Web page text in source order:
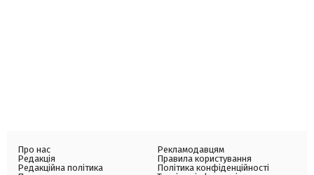
Про нас
Редакція
Редакційна політика
Рекламодавцям
Правила користування
Політика конфіденційності